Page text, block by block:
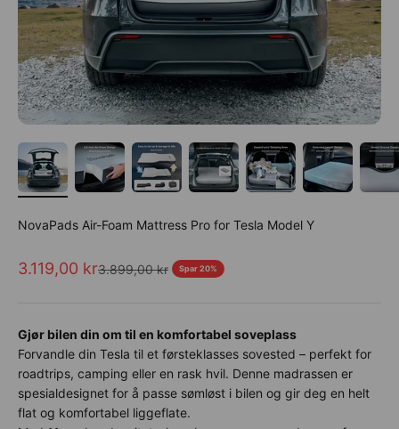
NovaPads Air-Foam Mattress Pro for Tesla Model Y
Salgspris
3.119,00 krNormalpris
3.899,00 kr Spar 20%
Gjør bilen din om til en komfortabel soveplass
Forvandle din Tesla til et førsteklasses sovested – perfekt for
roadtrips, camping eller en rask hvil. Denne madrassen er
spesialdesignet for å passe sømløst i bilen og gir deg en helt
flat og komfortabel liggeflate.